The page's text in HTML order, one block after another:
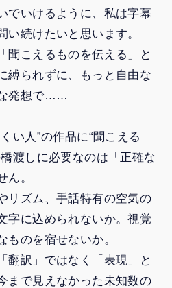
でいけるように、私は字幕
い続けたいと思います。
聞こえるものを伝える」と
縛られずに、もっと自由な
発想で……
い人”の作品に“聞こえる
渡しに必要なのは「正確な
ん。
リズム、手話特有の空気の
字に込められないか。視覚
ものを宿せないか。
翻訳」ではなく「表現」と
まで見えなかった未知数の